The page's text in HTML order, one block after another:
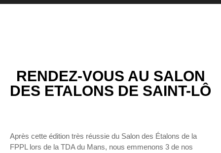
RENDEZ-VOUS AU SALON
DES ETALONS DE SAINT-LÔ
Après cette édition très réussie du Salon des Étalons de la
FPPL lors de la TDA du Mans, nous emmenons 3 de nos